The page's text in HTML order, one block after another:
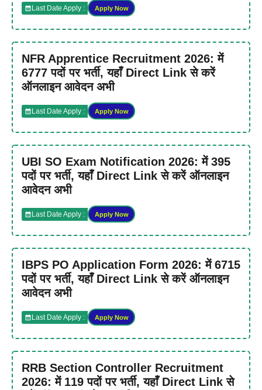
Last Date Apply : Apply Now
NFR Apprentice Recruitment 2026: में
6777 पदों पर भर्ती, यहाँ Direct Link से करें
ऑनलाइन आवेदन अभी
Last Date Apply : Apply Now
UBI SO Exam Notification 2026: में 395
पदों पर भर्ती, यहाँ Direct Link से करें ऑनलाइन
आवेदन अभी
Last Date Apply : Apply Now
IBPS PO Application Form 2026: में 6715
पदों पर भर्ती, यहाँ Direct Link से करें ऑनलाइन
आवेदन अभी
Last Date Apply : Apply Now
RRB Section Controller Recruitment
2026: में 119 पदों पर भर्ती, यहाँ Direct Link से